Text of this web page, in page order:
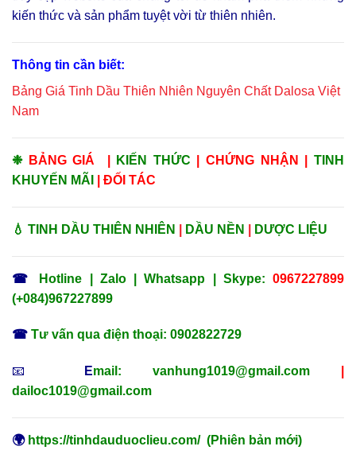
kiến thức và sản phẩm tuyệt vời từ thiên nhiên.
Thông tin cần biết:
Bảng Giá Tinh Dầu Thiên Nhiên Nguyên Chất Dalosa Việt
Nam
❉ BẢNG GIÁ KIẾN THỨC CHỨNG NHẬN
TINH
KHUYẾN MÃI
ĐỐI TÁC
💧 TINH DẦU THIÊN NHIÊN DẦU NỀN DƯỢC LIỆU
☎ Hotline | Zalo | Whatsapp | Skype:0967227899
(+084)967227899
☎ Tư vấn qua điện thoại: 0902822729
📧 Email: vanhung1019@gmail.com
dailoc1019@gmail.com
🌍 https://tinhdauduoclieu.com/(Phiên bản mới)